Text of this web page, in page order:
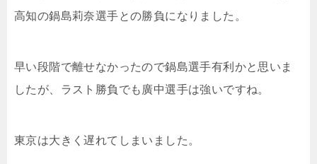
高知の鍋島莉奈選手との勝負になりました。
早い段階で離せなかったので鍋島選手有利かと思いま
したが、ラスト勝負でも廣中選手は強いですね。
東京は大きく遅れてしまいました。